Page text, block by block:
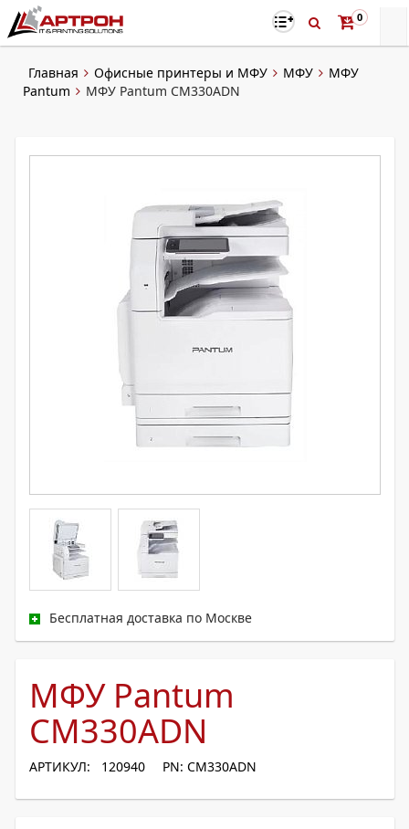
0
Главная Офисные принтеры и МФУ МФУ
МФУ
Pantum
МФУ Pantum CM330ADN
Бесплатная доставка по Москве
МФУ Pantum
CM330ADN
АРТИКУЛ: 120940 PN: CM330ADN